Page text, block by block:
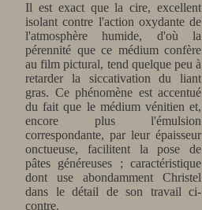
Il est exact que la cire, excellent
isolant contre l'action oxydante de
l'atmosphère humide, d'où la
pérennité que ce médium confère
au film pictural, tend quelque peu à
retarder la siccativation du liant
gras. Ce phénomène est accentué
du fait que le médium vénitien et,
encore plus l'émulsion
correspondante, par leur épaisseur
onctueuse, facilitent la pose de
pâtes généreuses ; caractéristique
dont use abondamment Christel
dans le détail de son travail ci-
contre.